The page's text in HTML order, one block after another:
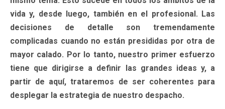
vida y, desde luego, también en el profesional. Las
decisiones de detalle son tremendamente
complicadas cuando no están presididas por otra de
mayor calado. Por lo tanto, nuestro primer esfuerzo
tiene que dirigirse a definir las grandes ideas y, a
partir de aquí, trataremos de ser coherentes para
desplegar la estrategia de nuestro despacho.